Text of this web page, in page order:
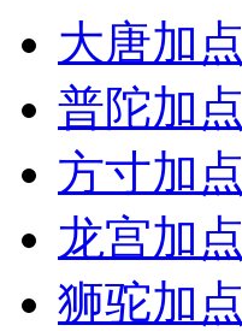
大唐加点
普陀加点
方寸加点
龙宫加点
狮驼加点